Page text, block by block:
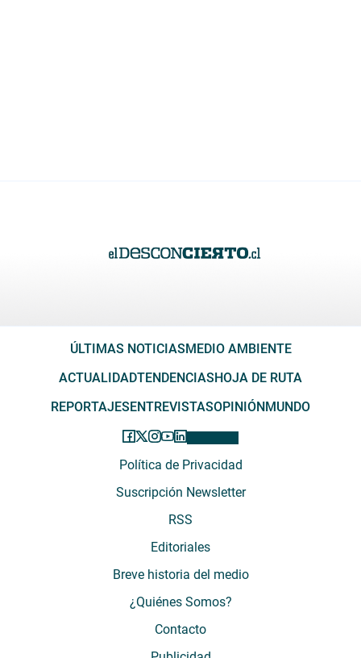
ÚLTIMAS NOTICIAS MEDIO AMBIENTE
ACTUALIDADTENDENCIAS HOJA DE RUTA
REPORTAJES ENTREVISTASOPINIÓN MUNDO
Política de Privacidad
Suscripción Newsletter
RSS
Editoriales
Breve historia del medio
¿Quiénes Somos?
Contacto